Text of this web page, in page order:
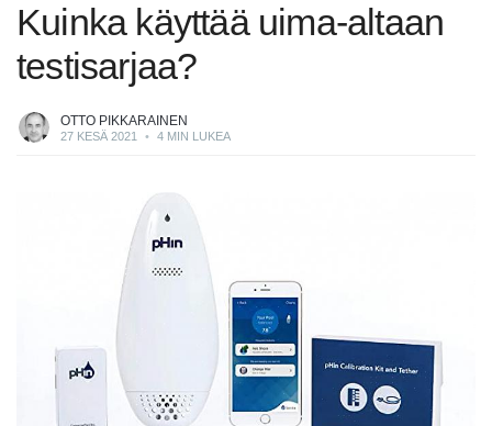
Kuinka käyttää uima-altaan
testisarjaa?
OTTO PIKKARAINEN
27 KESÄ 2021 • 4 MIN LUKEA